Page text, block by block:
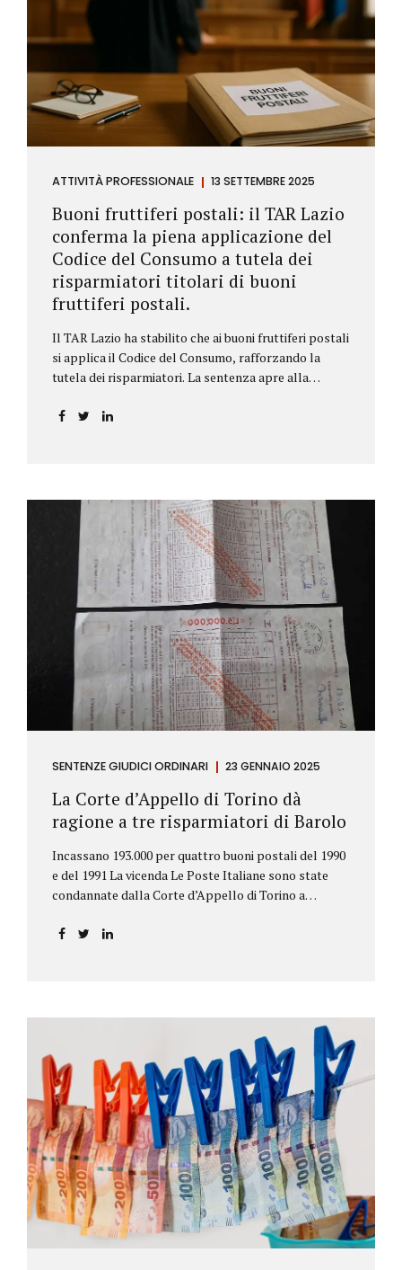
ATTIVITÀ PROFESSIONALE 13 SETTEMBRE 2025
Buoni fruttiferi postali: il TAR Lazio
conferma la piena applicazione del
Codice del Consumo a tutela dei
risparmiatori titolari di buoni
fruttiferi postali.
Il TAR Lazio ha stabilito che ai buoni fruttiferi postali
si applica il Codice del Consumo, rafforzando la
tutela dei risparmiatori. La sentenza apre alla
capitale o interessi per mancanza di informazioni
SENTENZE GIUDICI ORDINARI 23 GENNAIO 2025
La Corte d’Appello di Torino dà
ragione a tre risparmiatori di Barolo
Incassano 193.000 per quattro buoni postali del 1990
e del 1991 La vicenda Le Poste Italiane sono state
condannate dalla Corte d’Appello di Torino a
per oltre 193.000,00 euro: la sentenza ribalta la
causa di una modifica dei rendimenti risalente al 1986,
precedente alla loro sottoscrizione, e di un timbro
che Poste aveva messo sopra la tabella, la quale
riportava un generico...